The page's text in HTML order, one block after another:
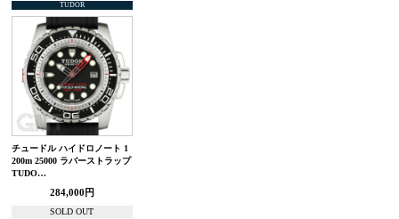
TUDOR
チュードル ハイドロノート 1
200m 25000 ラバーストラップ
TUDO…
284,000円
SOLD OUT